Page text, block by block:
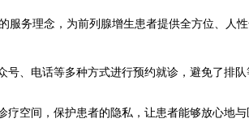
服务理念，为前列腺增生患者提供全方位、人
号、电话等多种方式进行预约就诊，避免了排队
疗空间，保护患者的隐私，让患者能够放心地与